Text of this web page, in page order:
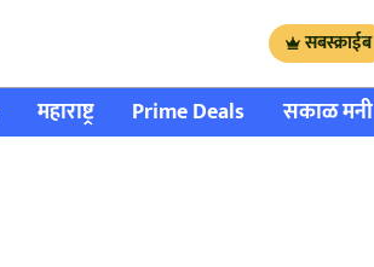
सबस्क्राईब
महाराष्ट्र Prime Deals सकाळ मनी